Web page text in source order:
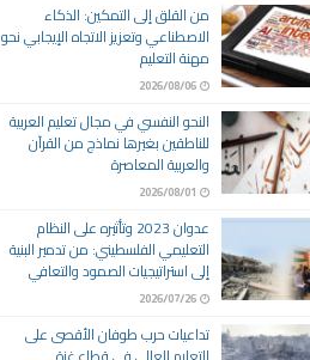
من القلق إلى التمكين: الذكاء
الاصطناعي وتعزيز الاتجاه الإيجابي نحو
مهنة التعليم
2026/08/06
النحو النفسي في مجال تعليم العربية
للناطقين بغيرها نماذج من القرآن
والعربية المعاصرة
2026/08/01
عدوان 2023 وتأثيره على النظام
التعليمي الفلسطيني: من تدمير البنية
إلى استراتيجيات الصمود والتعافي
2026/07/26
تداعيات حرب طوفان الأقصى على